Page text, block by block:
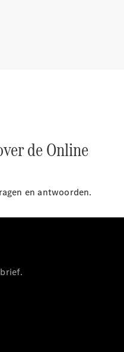
de Online
en antwoorden.